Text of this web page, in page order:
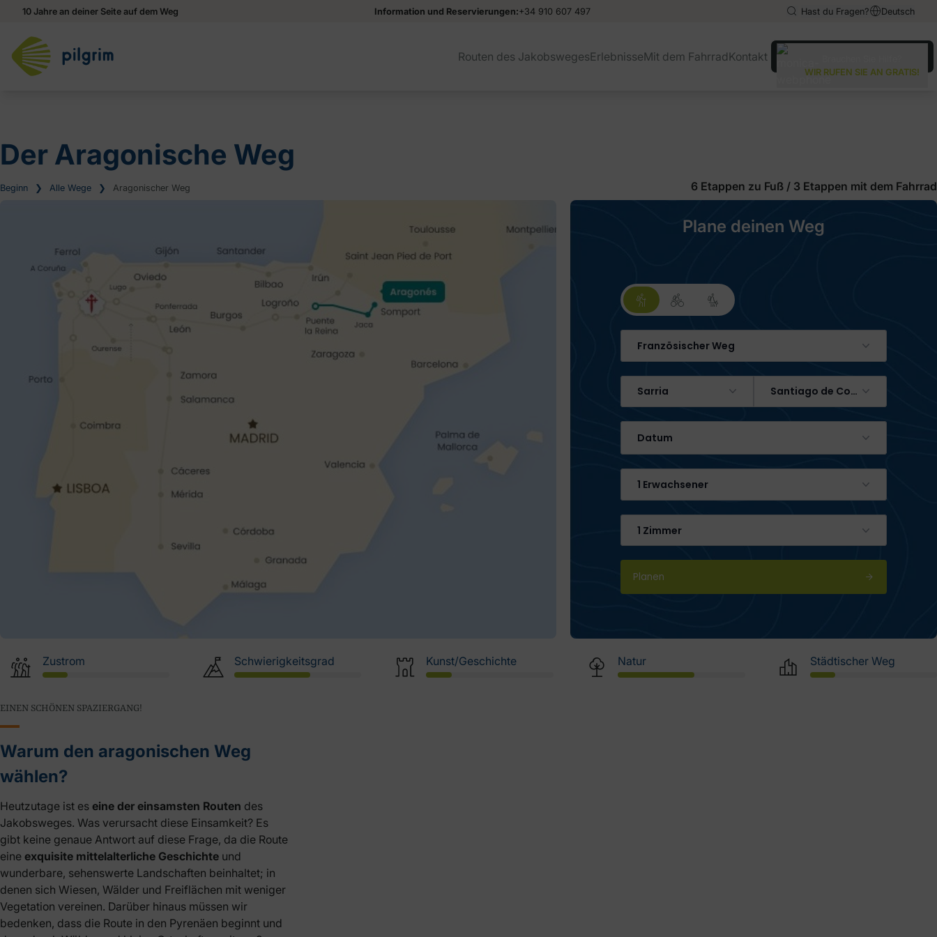
10 Jahre an deiner Seite auf dem Weg Information und Reservierungen:+34 910 607 497 Hast du Fragen? Deutsch
English
English
Routen des JakobswegesErlebnisseMit dem FahrradKontakt
WIR RUFEN SIE AN GRATIS!
Der Aragonische Weg
Beginn ❯ Alle Wege ❯ Aragonischer Weg 6 Etappen zu Fuß / 3 Etappen mit dem Fahrrad
Plane deinen Weg
Französischer Weg
Sarria Santiago de Compostela
Datum
1 Erwachsener
1 Zimmer
Planen
Zustrom Schwierigkeitsgrad Kunst/Geschichte Natur Städtischer Weg
EINEN SCHÖNEN SPAZIERGANG!
Warum den aragonischen Weg
wählen?
Heutzutage ist es eine der einsamsten Routen des
Jakobsweges. Was verursacht diese Einsamkeit? Es
gibt keine genaue Antwort auf diese Frage, da die Route
eine exquisite mittelalterliche Geschichte und
wunderbare, sehenswerte Landschaften beinhaltet; in
denen sich Wiesen, Wälder und Freiflächen mit weniger
Vegetation vereinen. Darüber hinaus müssen wir
bedenken, dass die Route in den Pyrenäen beginnt und